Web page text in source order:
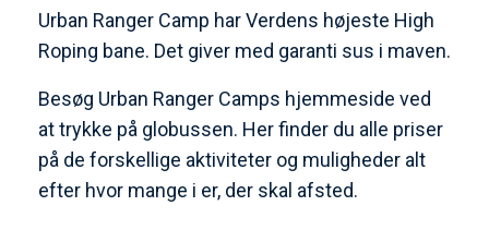
Urban Ranger Camp har Verdens højeste High
Roping bane. Det giver med garanti sus i maven.
Besøg Urban Ranger Camps hjemmeside ved
at trykke på globussen. Her finder du alle priser
på de forskellige aktiviteter og muligheder alt
efter hvor mange i er, der skal afsted.